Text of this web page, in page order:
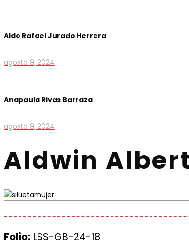
Aldo Rafael Jurado Herrera
agosto 9, 2024
Anapaula Rivas Barraza
agosto 9, 2024
Aldwin
Folio: LSS-GB-24-18